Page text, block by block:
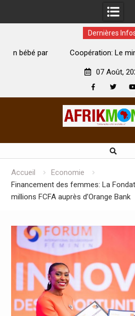
Dernières
Coopération: Le ministre Indien
07 Août,
Accueil
Economie
Financement des femmes: La
millions FCFA auprès d’Orange Bank